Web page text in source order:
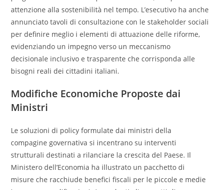
attenzione alla sostenibilità nel tempo. L’esecutivo ha anche
annunciato tavoli di consultazione con le stakeholder sociali
per definire meglio i elementi di attuazione delle riforme,
evidenziando un impegno verso un meccanismo
decisionale inclusivo e trasparente che corrisponda alle
bisogni reali dei cittadini italiani.
Modifiche Economiche Proposte dai
Ministri
Le soluzioni di policy formulate dai ministri della
compagine governativa si incentrano su interventi
strutturali destinati a rilanciare la crescita del Paese. Il
Ministero dell’Economia ha illustrato un pacchetto di
misure che racchiude benefici fiscali per le piccole e medie